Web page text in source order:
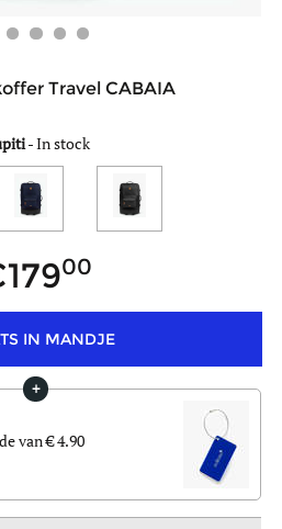
Travel CABAIA
-In stock
00
IN MANDJE
van € 4.90